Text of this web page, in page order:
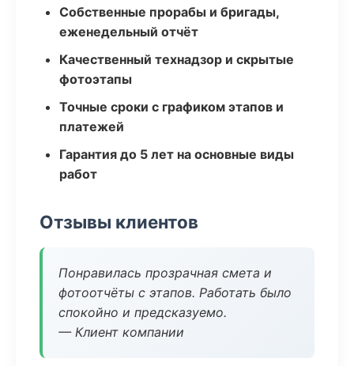
Собственные прорабы и бригады,
еженедельный отчёт
Качественный технадзор и скрытые
фотоэтапы
Точные сроки с графиком этапов и
платежей
Гарантия до 5 лет на основные виды
работ
Отзывы клиентов
Понравилась прозрачная смета и
фотоотчёты с этапов. Работать было
спокойно и предсказуемо.
— Клиент компании